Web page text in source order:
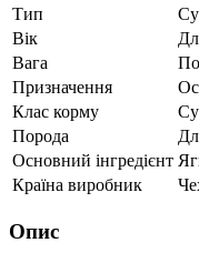
Тип
Вік
Вага
Призначення
Клас корму
Порода
Основний інгредієнт
Країна виробник
Опис